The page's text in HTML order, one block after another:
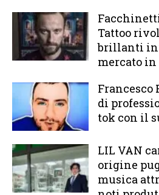
Tattoo
brillanti
mercato in
Francesco
di
tok con il
LIL VAN
origine
musica